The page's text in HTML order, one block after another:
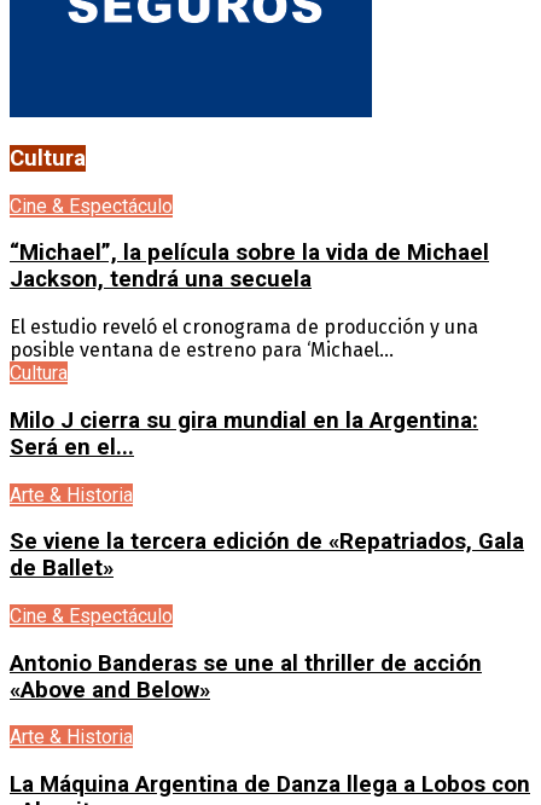
Cultura
Cine & Espectáculo
“Michael”, la película sobre la vida de Michael
Jackson, tendrá una secuela
El estudio reveló el cronograma de producción y una
posible ventana de estreno para ‘Michael...
Cultura
Milo J cierra su gira mundial en la Argentina:
Será en el...
Arte & Historia
Se viene la tercera edición de «Repatriados, Gala
de Ballet»
Cine & Espectáculo
Antonio Banderas se une al thriller de acción
«Above and Below»
Arte & Historia
La Máquina Argentina de Danza llega a Lobos con